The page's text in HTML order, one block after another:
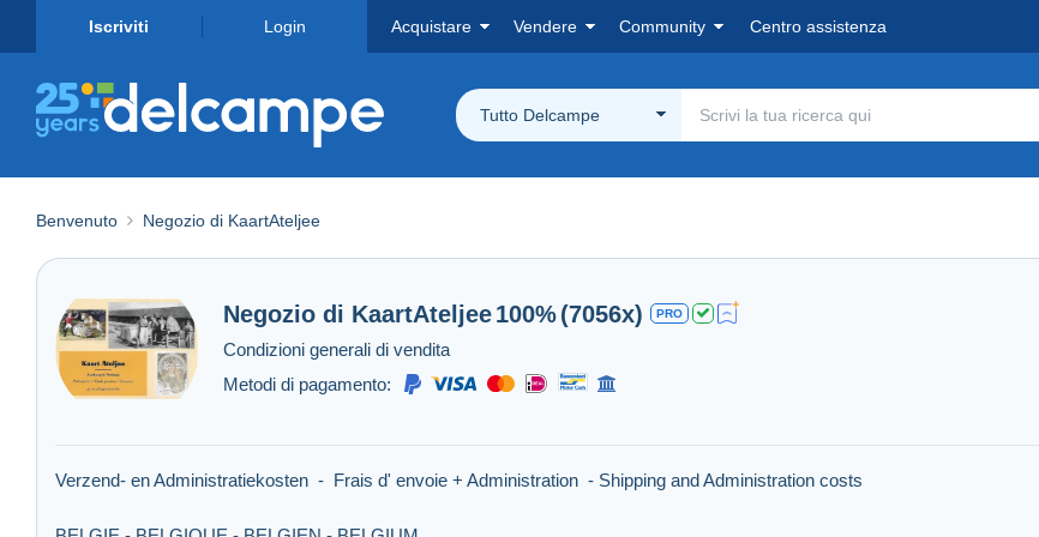
Iscriviti Login Acquistare Vendere Community Centro assistenza
Tutto Delcampe
Benvenuto Negozio di KaartAteljee
Negozio di KaartAteljee100%(7056x) PRO
Condizioni generali di vendita
Metodi di pagamento:
Verzend- en Administratiekosten - Frais d' envoie + Administration - Shipping and Administration costs